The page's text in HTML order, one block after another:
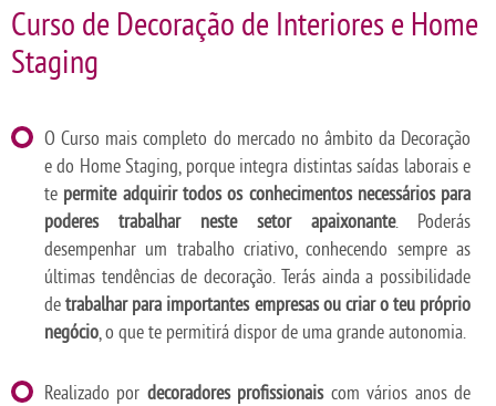
Curso de Decoração de Interiores e Home
Staging
O Curso mais completo do mercado no âmbito da Decoração
e do Home Staging, porque integra distintas saídas laborais e
te permite adquirir todos os conhecimentos necessários para
poderes trabalhar neste setor apaixonante. Poderás
desempenhar um trabalho criativo, conhecendo sempre as
últimas tendências de decoração. Terás ainda a possibilidade
detrabalhar para importantes empresas ou criar o teu próprio
negócio, o que te permitirá dispor de uma grande autonomia.
Realizado por decoradores profissionaiscom vários anos de